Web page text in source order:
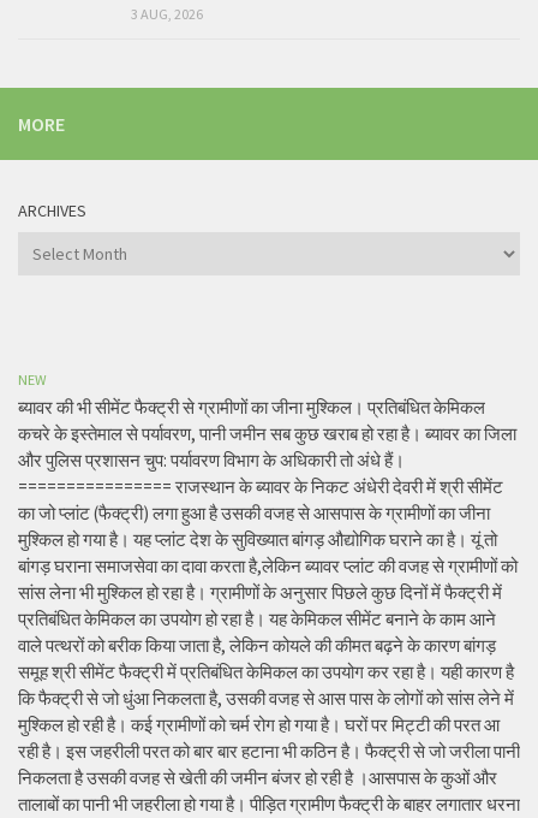
3 AUG, 2026
MORE
ARCHIVES
Archives
NEW
ब्यावर की भी सीमेंट फैक्ट्री से ग्रामीणों का जीना मुश्किल। प्रतिबंधित केमिकल
कचरे के इस्तेमाल से पर्यावरण, पानी जमीन सब कुछ खराब हो रहा है। ब्यावर का जिला
और पुलिस प्रशासन चुप: पर्यावरण विभाग के अधिकारी तो अंधे हैं।
================ राजस्थान के ब्यावर के निकट अंधेरी देवरी में श्री सीमेंट
का जो प्लांट (फैक्ट्री) लगा हुआ है उसकी वजह से आसपास के ग्रामीणों का जीना
मुश्किल हो गया है। यह प्लांट देश के सुविख्यात बांगड़ औद्योगिक घराने का है। यूं तो
बांगड़ घराना समाजसेवा का दावा करता है,लेकिन ब्यावर प्लांट की वजह से ग्रामीणों को
सांस लेना भी मुश्किल हो रहा है। ग्रामीणों के अनुसार पिछले कुछ दिनों में फैक्ट्री में
प्रतिबंधित केमिकल का उपयोग हो रहा है। यह केमिकल सीमेंट बनाने के काम आने
वाले पत्थरों को बरीक किया जाता है, लेकिन कोयले की कीमत बढ़ने के कारण बांगड़
समूह श्री सीमेंट फैक्ट्री में प्रतिबंधित केमिकल का उपयोग कर रहा है। यही कारण है
कि फैक्ट्री से जो धुंआ निकलता है, उसकी वजह से आस पास के लोगों को सांस लेने में
मुश्किल हो रही है। कई ग्रामीणों को चर्म रोग हो गया है। घरों पर मिट्टी की परत आ
रही है। इस जहरीली परत को बार बार हटाना भी कठिन है। फैक्ट्री से जो जरीला पानी
निकलता है उसकी वजह से खेती की जमीन बंजर हो रही है ।आसपास के कुओं और
तालाबों का पानी भी जहरीला हो गया है। पीड़ित ग्रामीण फैक्ट्री के बाहर लगातार धरना